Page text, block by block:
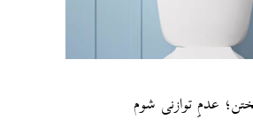
عدمِ توازنی شوم